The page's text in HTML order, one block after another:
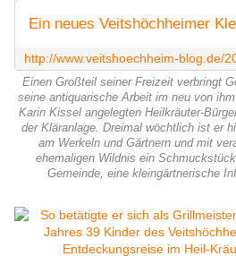
Einen Großteil seiner Freizeit verbringt
seine antiquarische Arbeit im neu von
Karin Kissel angelegten Heilkräuter-
der Kläranlage. Dreimal wöchtlich ist er
am Werkeln und Gärtnern und mit
ehemaligen Wildnis ein
Gemeinde, eine kleingärtnerische